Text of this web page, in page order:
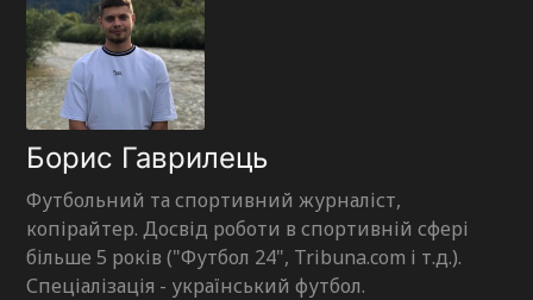
Борис Гаврилець
Футбольний та спортивний журналіст,
копірайтер. Досвід роботи в спортивній сфері
більше 5 років ("Футбол 24", Tribuna.com і т.д.).
Спеціалізація - український футбол.